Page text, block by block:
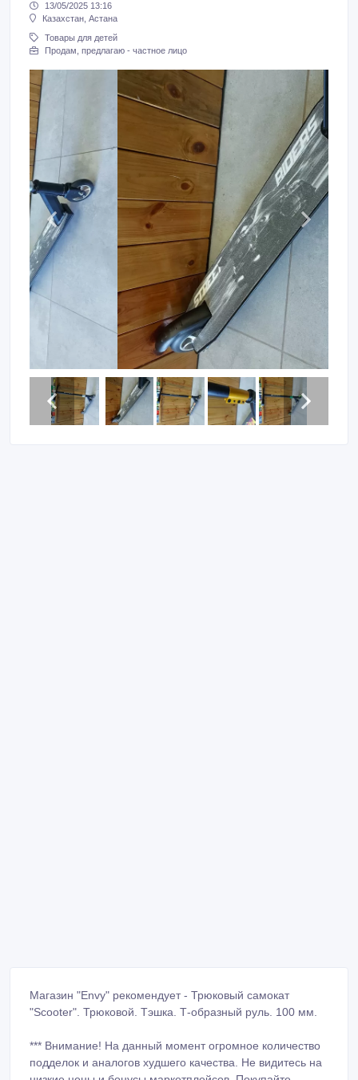
13/05/2025 13:16
Казахстан, Астана
Товары для детей
Продам, предлагаю - частное лицо
Магазин "Envy" рекомендует - Трюковый самокат
"Scooter". Трюковой. Тэшка. Т-образный руль. 100 мм.
*** Внимание! На данный момент огромное количество
подделок и аналогов худшего качества. Не видитесь на